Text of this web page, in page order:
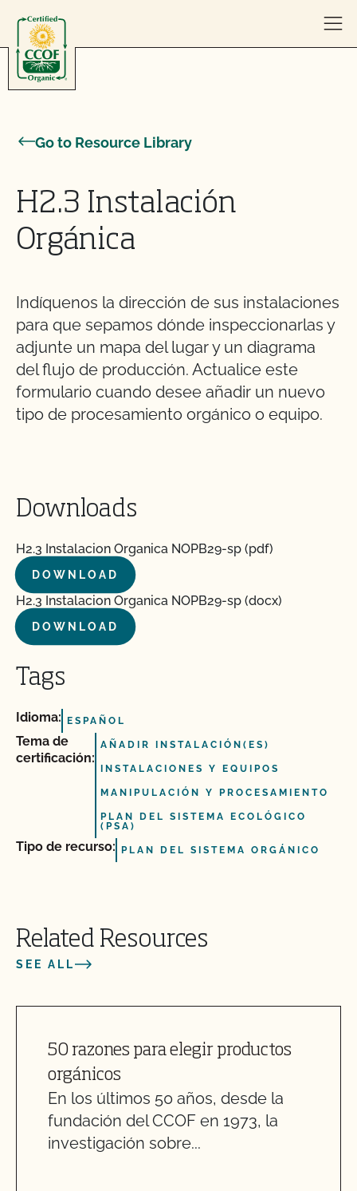
Go to Resource Library
H2.3 Instalación
Orgánica
Indíquenos la dirección de sus instalaciones
para que sepamos dónde inspeccionarlas y
adjunte un mapa del lugar y un diagrama
del flujo de producción. Actualice este
formulario cuando desee añadir un nuevo
tipo de procesamiento orgánico o equipo.
Downloads
H2.3 Instalacion Organica NOPB29-sp (pdf)
DOWNLOAD
H2.3 Instalacion Organica NOPB29-sp (docx)
DOWNLOAD
Tags
Idioma: ESPAÑOL
Tema de
certificación:
AÑADIR INSTALACIÓN(ES)
INSTALACIONES Y EQUIPOS
MANIPULACIÓN Y PROCESAMIENTO
PLAN DEL SISTEMA ECOLÓGICO
(PSA)
Tipo de recurso: PLAN DEL SISTEMA ORGÁNICO
Related Resources
SEE ALL
50 razones para elegir productos
orgánicos
En los últimos 50 años, desde la
fundación del CCOF en 1973, la
investigación sobre...